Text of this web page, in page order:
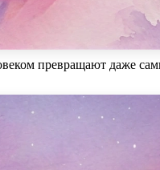
превращают даже